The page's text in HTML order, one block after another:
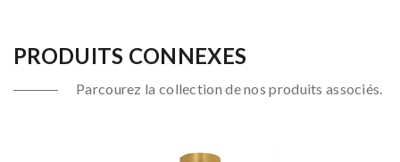
PRODUITS CONNEXES
Parcourez la collection de nos produits associés.